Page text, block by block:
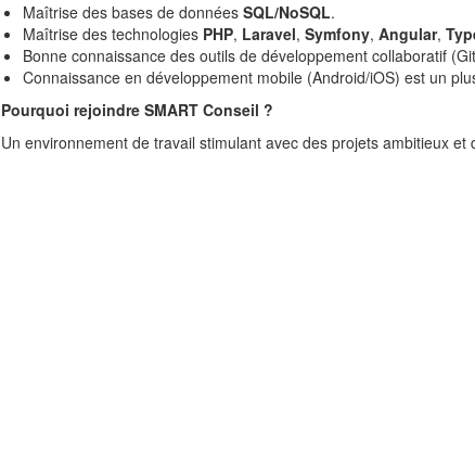
Maîtrise des bases de donnéesSQL/NoSQL.
Maîtrise des technologies PHP, Laravel,Symfony,Angular,
Bonne connaissance des outils de développement collaboratif
Connaissance en développement mobile (Android/iOS) est un
Pourquoi rejoindre SMART Conseil ?
Un environnement de travail stimulant avec des projets ambitieux et